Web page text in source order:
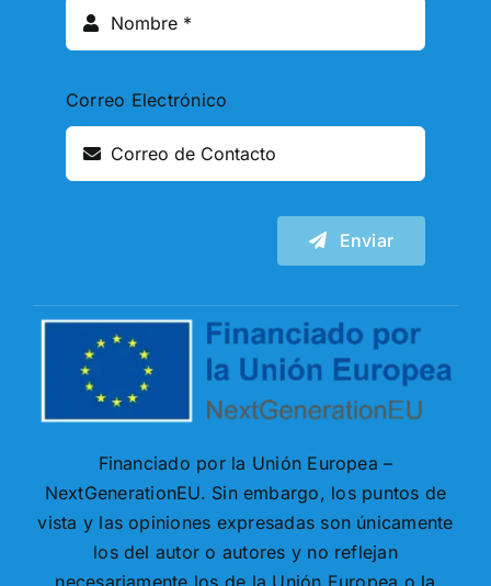
Correo Electrónico
Enviar
Financiado por la Unión Europea –
NextGenerationEU. Sin embargo, los puntos de
vista y las opiniones expresadas son únicamente
los del autor o autores y no reflejan